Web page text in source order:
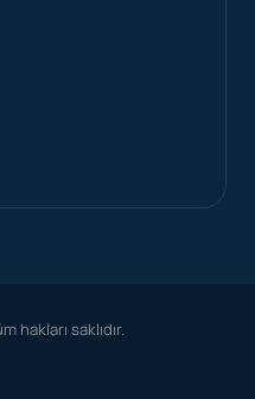
hakları saklıdır.